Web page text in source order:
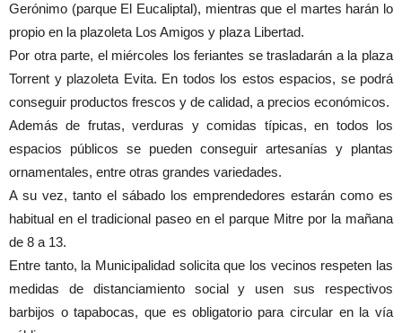
Gerónimo (parque El Eucaliptal), mientras que el martes harán lo
propio en la plazoleta Los Amigos y plaza Libertad.
Por otra parte, el miércoles los feriantes se trasladarán a la plaza
Torrent y plazoleta Evita. En todos los estos espacios, se podrá
conseguir productos frescos y de calidad, a precios económicos.
Además de frutas, verduras y comidas típicas, en todos los
espacios públicos se pueden conseguir artesanías y plantas
ornamentales, entre otras grandes variedades.
A su vez, tanto el sábado los emprendedores estarán como es
habitual en el tradicional paseo en el parque Mitre por la mañana
de 8 a 13.
Entre tanto, la Municipalidad solicita que los vecinos respeten las
medidas de distanciamiento social y usen sus respectivos
barbijos o tapabocas, que es obligatorio para circular en la vía